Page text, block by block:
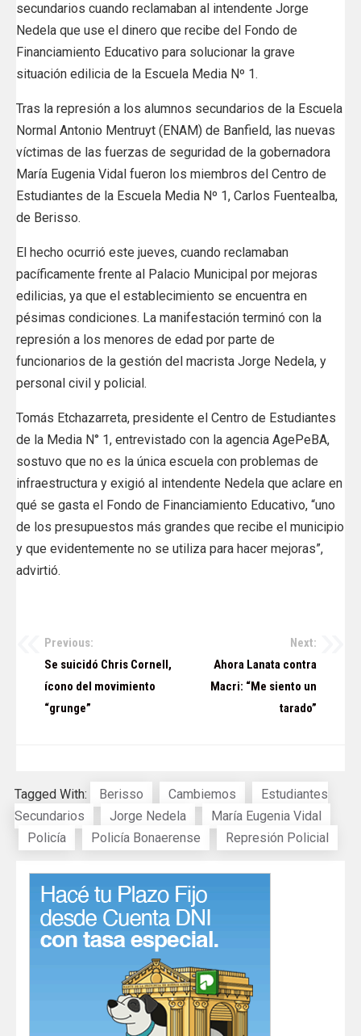
secundarios cuando reclamaban al intendente Jorge
Nedela que use el dinero que recibe del Fondo de
Financiamiento Educativo para solucionar la grave
situación edilicia de la Escuela Media Nº 1.
Tras la represión a los alumnos secundarios de la Escuela
Normal Antonio Mentruyt (ENAM) de Banfield, las nuevas
víctimas de las fuerzas de seguridad de la gobernadora
María Eugenia Vidal fueron los miembros del Centro de
Estudiantes de la Escuela Media Nº 1, Carlos Fuentealba,
de Berisso.
El hecho ocurrió este jueves, cuando reclamaban
pacíficamente frente al Palacio Municipal por mejoras
edilicias, ya que el establecimiento se encuentra en
pésimas condiciones. La manifestación terminó con la
represión a los menores de edad por parte de
funcionarios de la gestión del macrista Jorge Nedela, y
personal civil y policial.
Tomás Etchazarreta, presidente el Centro de Estudiantes
de la Media N° 1, entrevistado con la agencia AgePeBA,
sostuvo que no es la única escuela con problemas de
infraestructura y exigió al intendente Nedela que aclare en
qué se gasta el Fondo de Financiamiento Educativo, “uno
de los presupuestos más grandes que recibe el municipio
y que evidentemente no se utiliza para hacer mejoras”,
advirtió.
Navegación
entradas
Previous:
Se suicidó Chris Cornell,
ícono del movimiento
“grunge”
Next:
Ahora Lanata contra
Macri: “Me siento un
tarado”
Tagged With: Berisso Cambiemos
Estudiantes
Secundarios
Jorge Nedela
María Eugenia Vidal
Policía
Policía Bonaerense Represión Policial